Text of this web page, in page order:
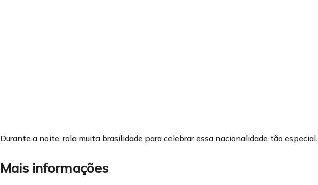
Durante a noite, rola muita brasilidade para celebrar essa nacionalidade tão especial.
Mais informações